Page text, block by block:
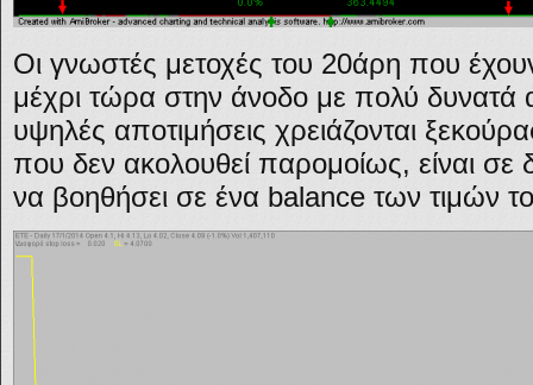
Οι γνωστές μετοχές του 20άρη που
μέχρι τώρα στην άνοδο με πολύ δυνατά
υψηλές αποτιμήσεις χρειάζονται
που δεν ακολουθεί παρομοίως, είναι σε
να βοηθήσει σε ένα balance των τιμών